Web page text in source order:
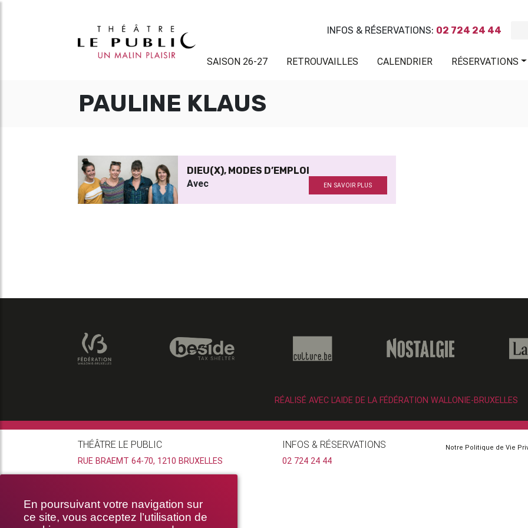
En poursuivant votre navigation sur
ce site, vous acceptez l’utilisation de
INFOS & RÉSERVATIONS: 02 724 24 44
SAISON 26-27 RETROUVAILLES CALENDRIER RÉSERVATIONS
PAULINE KLAUS
DIEU(X), MODES D’EMPLOI
Avec EN SAVOIR PLUS
RÉALISÉ AVEC L’AIDE DE LA FÉDÉRATION WALLONIE-BRUXELLES
THÉÂTRE LE PUBLIC
RUE BRAEMT 64-70, 1210 BRUXELLES
INFOS & RÉSERVATIONS
02 724 24 44
Notre Politique de Vie